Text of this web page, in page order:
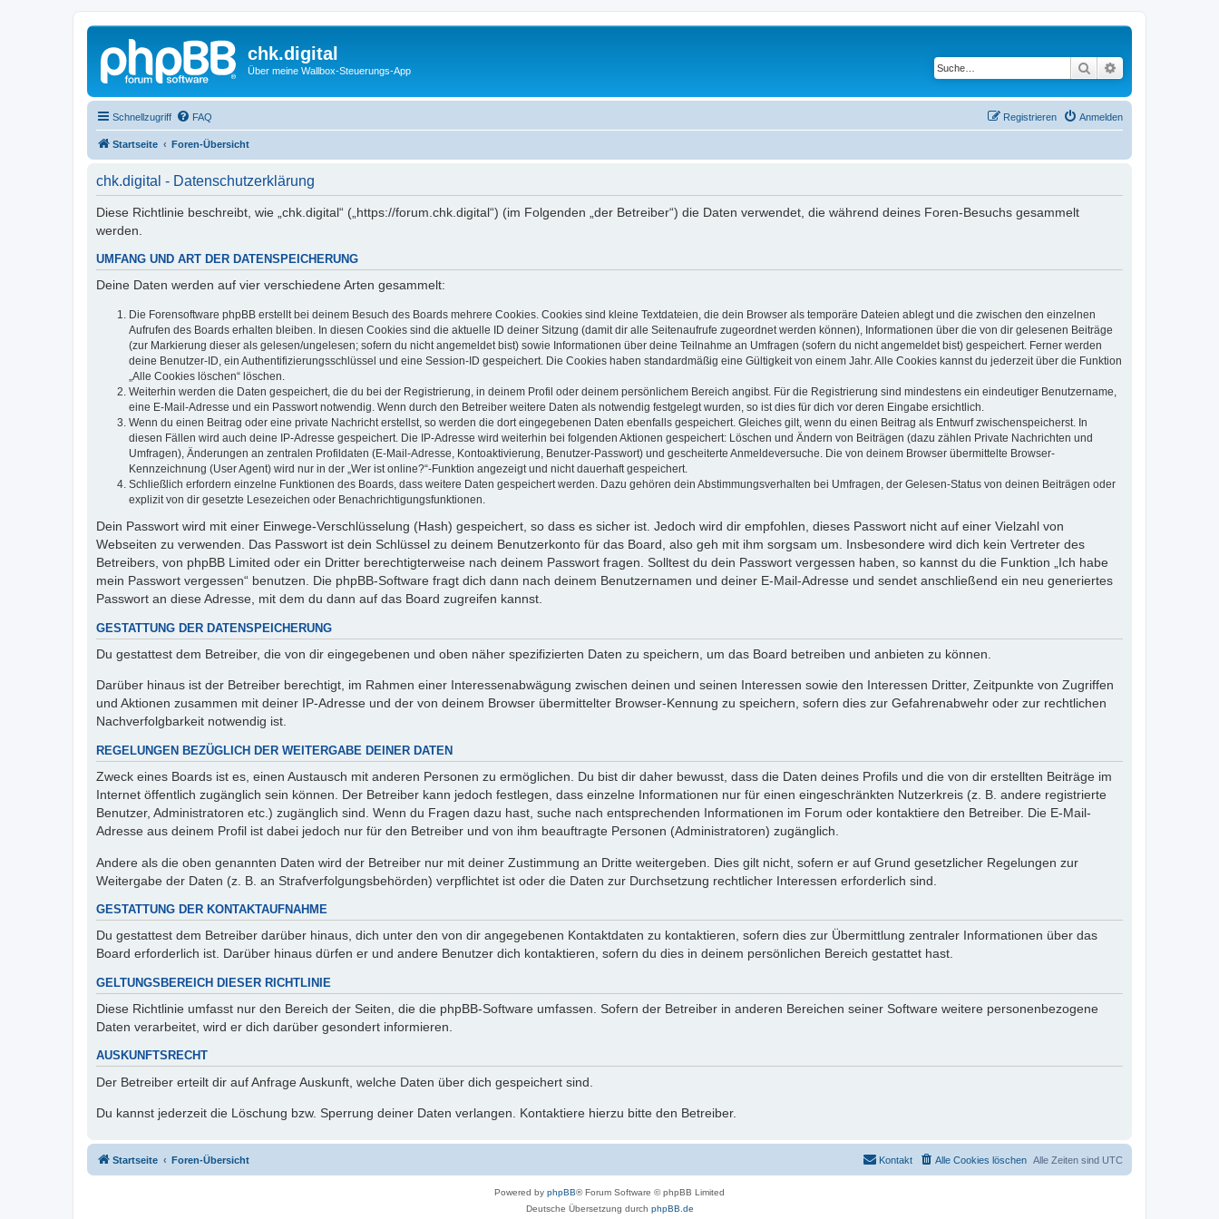
chk.digital
Über meine Wallbox-Steuerungs-App Suche
Schnellzugriff FAQ Anmelden
Registrieren
Startseite Foren-Übersicht
chk.digital - Datenschutzerklärung
Diese Richtlinie beschreibt, wie „chk.digital“ („https://forum.chk.digital“) (im Folgenden „der Betreiber“) die Daten verwendet, die während deines Foren-Besuchs gesammelt
werden.
UMFANG UND ART DER DATENSPEICHERUNG
Deine Daten werden auf vier verschiedene Arten gesammelt:
Die Forensoftware phpBB erstellt bei deinem Besuch des Boards mehrere Cookies. Cookies sind kleine Textdateien, die dein Browser als temporäre Dateien ablegt und die zwischen den einzelnen
Aufrufen des Boards erhalten bleiben. In diesen Cookies sind die aktuelle ID deiner Sitzung (damit dir alle Seitenaufrufe zugeordnet werden können), Informationen über die von dir gelesenen Beiträge
(zur Markierung dieser als gelesen/ungelesen; sofern du nicht angemeldet bist) sowie Informationen über deine Teilnahme an Umfragen (sofern du nicht angemeldet bist) gespeichert. Ferner werden
deine Benutzer-ID, ein Authentifizierungsschlüssel und eine Session-ID gespeichert. Die Cookies haben standardmäßig eine Gültigkeit von einem Jahr. Alle Cookies kannst du jederzeit über die Funktion
„Alle Cookies löschen“ löschen.
Weiterhin werden die Daten gespeichert, die du bei der Registrierung, in deinem Profil oder deinem persönlichem Bereich angibst. Für die Registrierung sind mindestens ein eindeutiger Benutzername,
eine E-Mail-Adresse und ein Passwort notwendig. Wenn durch den Betreiber weitere Daten als notwendig festgelegt wurden, so ist dies für dich vor deren Eingabe ersichtlich.
Wenn du einen Beitrag oder eine private Nachricht erstellst, so werden die dort eingegebenen Daten ebenfalls gespeichert. Gleiches gilt, wenn du einen Beitrag als Entwurf zwischenspeicherst. In
diesen Fällen wird auch deine IP-Adresse gespeichert. Die IP-Adresse wird weiterhin bei folgenden Aktionen gespeichert: Löschen und Ändern von Beiträgen (dazu zählen Private Nachrichten und
Umfragen), Änderungen an zentralen Profildaten (E-Mail-Adresse, Kontoaktivierung, Benutzer-Passwort) und gescheiterte Anmeldeversuche. Die von deinem Browser übermittelte Browser-
Kennzeichnung (User Agent) wird nur in der „Wer ist online?“-Funktion angezeigt und nicht dauerhaft gespeichert.
Schließlich erfordern einzelne Funktionen des Boards, dass weitere Daten gespeichert werden. Dazu gehören dein Abstimmungsverhalten bei Umfragen, der Gelesen-Status von deinen Beiträgen oder
explizit von dir gesetzte Lesezeichen oder Benachrichtigungsfunktionen.
Dein Passwort wird mit einer Einwege-Verschlüsselung (Hash) gespeichert, so dass es sicher ist. Jedoch wird dir empfohlen, dieses Passwort nicht auf einer Vielzahl von
Webseiten zu verwenden. Das Passwort ist dein Schlüssel zu deinem Benutzerkonto für das Board, also geh mit ihm sorgsam um. Insbesondere wird dich kein Vertreter des
Betreibers, von phpBB Limited oder ein Dritter berechtigterweise nach deinem Passwort fragen. Solltest du dein Passwort vergessen haben, so kannst du die Funktion „Ich habe
mein Passwort vergessen“ benutzen. Die phpBB-Software fragt dich dann nach deinem Benutzernamen und deiner E-Mail-Adresse und sendet anschließend ein neu generiertes
Passwort an diese Adresse, mit dem du dann auf das Board zugreifen kannst.
GESTATTUNG DER DATENSPEICHERUNG
Du gestattest dem Betreiber, die von dir eingegebenen und oben näher spezifizierten Daten zu speichern, um das Board betreiben und anbieten zu können.
Darüber hinaus ist der Betreiber berechtigt, im Rahmen einer Interessenabwägung zwischen deinen und seinen Interessen sowie den Interessen Dritter, Zeitpunkte von Zugriffen
und Aktionen zusammen mit deiner IP-Adresse und der von deinem Browser übermittelter Browser-Kennung zu speichern, sofern dies zur Gefahrenabwehr oder zur rechtlichen
Nachverfolgbarkeit notwendig ist.
REGELUNGEN BEZÜGLICH DER WEITERGABE DEINER DATEN
Zweck eines Boards ist es, einen Austausch mit anderen Personen zu ermöglichen. Du bist dir daher bewusst, dass die Daten deines Profils und die von dir erstellten Beiträge im
Internet öffentlich zugänglich sein können. Der Betreiber kann jedoch festlegen, dass einzelne Informationen nur für einen eingeschränkten Nutzerkreis (z. B. andere registrierte
Benutzer, Administratoren etc.) zugänglich sind. Wenn du Fragen dazu hast, suche nach entsprechenden Informationen im Forum oder kontaktiere den Betreiber. Die E-Mail-
Adresse aus deinem Profil ist dabei jedoch nur für den Betreiber und von ihm beauftragte Personen (Administratoren) zugänglich.
Andere als die oben genannten Daten wird der Betreiber nur mit deiner Zustimmung an Dritte weitergeben. Dies gilt nicht, sofern er auf Grund gesetzlicher Regelungen zur
Weitergabe der Daten (z. B. an Strafverfolgungsbehörden) verpflichtet ist oder die Daten zur Durchsetzung rechtlicher Interessen erforderlich sind.
GESTATTUNG DER KONTAKTAUFNAHME
Du gestattest dem Betreiber darüber hinaus, dich unter den von dir angegebenen Kontaktdaten zu kontaktieren, sofern dies zur Übermittlung zentraler Informationen über das
Board erforderlich ist. Darüber hinaus dürfen er und andere Benutzer dich kontaktieren, sofern du dies in deinem persönlichen Bereich gestattet hast.
GELTUNGSBEREICH DIESER RICHTLINIE
Diese Richtlinie umfasst nur den Bereich der Seiten, die die phpBB-Software umfassen. Sofern der Betreiber in anderen Bereichen seiner Software weitere personenbezogene
Daten verarbeitet, wird er dich darüber gesondert informieren.
AUSKUNFTSRECHT
Der Betreiber erteilt dir auf Anfrage Auskunft, welche Daten über dich gespeichert sind.
Du kannst jederzeit die Löschung bzw. Sperrung deiner Daten verlangen. Kontaktiere hierzu bitte den Betreiber.
Startseite Foren-Übersicht Alle Zeiten sind UTC
Alle Cookies löschen
Kontakt
Powered by phpBB® Forum Software © phpBB Limited
Deutsche Übersetzung durch phpBB.de